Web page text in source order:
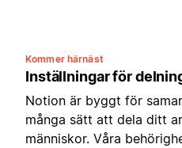
Kommer härnäst
Inställningar för
Notion är byggt för
många sätt att dela ditt
människor. Våra